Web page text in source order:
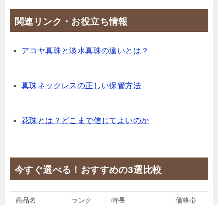
関連リンク・お役立ち情報
アコヤ真珠と淡水真珠の違いとは？
真珠ネックレスの正しい保管方法
花珠とは？どこまで信じてよいのか
今すぐ選べる！おすすめの3選比較
商品名 ランク 特長 価格帯